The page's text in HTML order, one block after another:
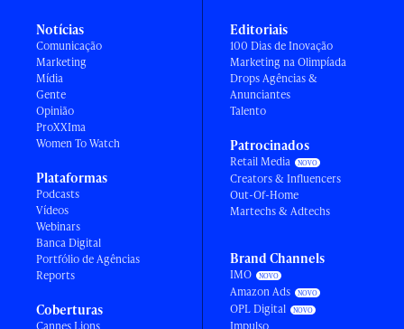
Notícias
Comunicação
Marketing
Mídia
Gente
Opinião
ProXXIma
Women To Watch
Plataformas
Podcasts
Vídeos
Webinars
Banca Digital
Portfólio de Agências
Reports
Coberturas
Cannes Lions
Editoriais
100 Dias de Inovação
Marketing na Olimpíada
Drops Agências &
Anunciantes
Talento
Patrocinados
Retail Media
Creators & Influencers
Out-Of-Home
Martechs & Adtechs
Brand Channels
IMO
Amazon Ads
OPL Digital
Impulso